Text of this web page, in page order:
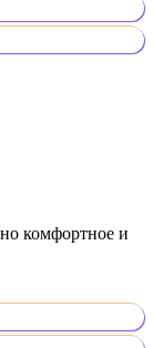
комфортное и